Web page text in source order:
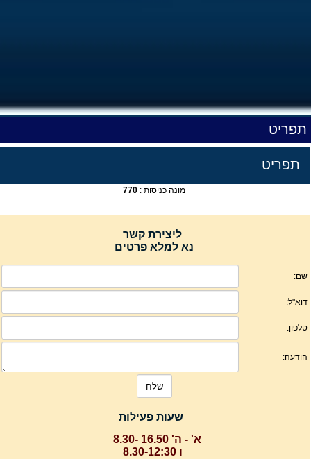
תפריט
תפריט
מונה כניסות : 770
ליצירת קשר
נא למלא פרטים
שעות פעילות
א' - ה' 16.50 -8.30
ו 8.30-12:30